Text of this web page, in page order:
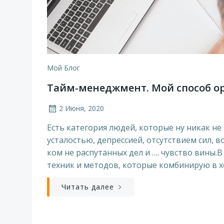
Мой Блог
Тайм-менеджмент. Мой способ
2 Июня, 2020
Есть категория людей, которые ну никак
усталостью, депрессией, отсутствием
ком не распутанных дел и …. чувство
техник и методов, которые комбинирую в
Читать далее